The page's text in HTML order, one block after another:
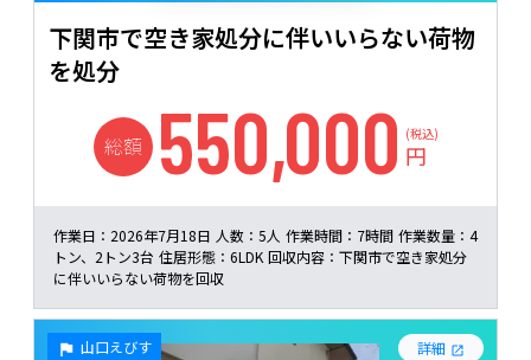
下関市で空き家処分に伴いいらない荷物
を処分
総額 550,000 (税込)
円
作業日： 2026年7月18日 人数： 5人 作業時間： 7時間 作業数量： 4
トン、2トン3台 住居形態： 6LDK 回収内容： 下関市で空き家処分
に伴いいらない荷物を回収
山口えびす 詳細